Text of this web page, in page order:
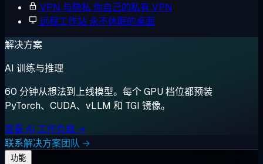
VPN 与隐私 你自己的私有 VPN
远程工作站 永不休眠的桌面
解决方案
AI 训练与推理
60 分钟从想法到上线模型。每个 GPU 档位都预装
PyTorch、CUDA、vLLM 和 TGI 镜像。
查看 AI 工作负载 →
联系解决方案团队 →